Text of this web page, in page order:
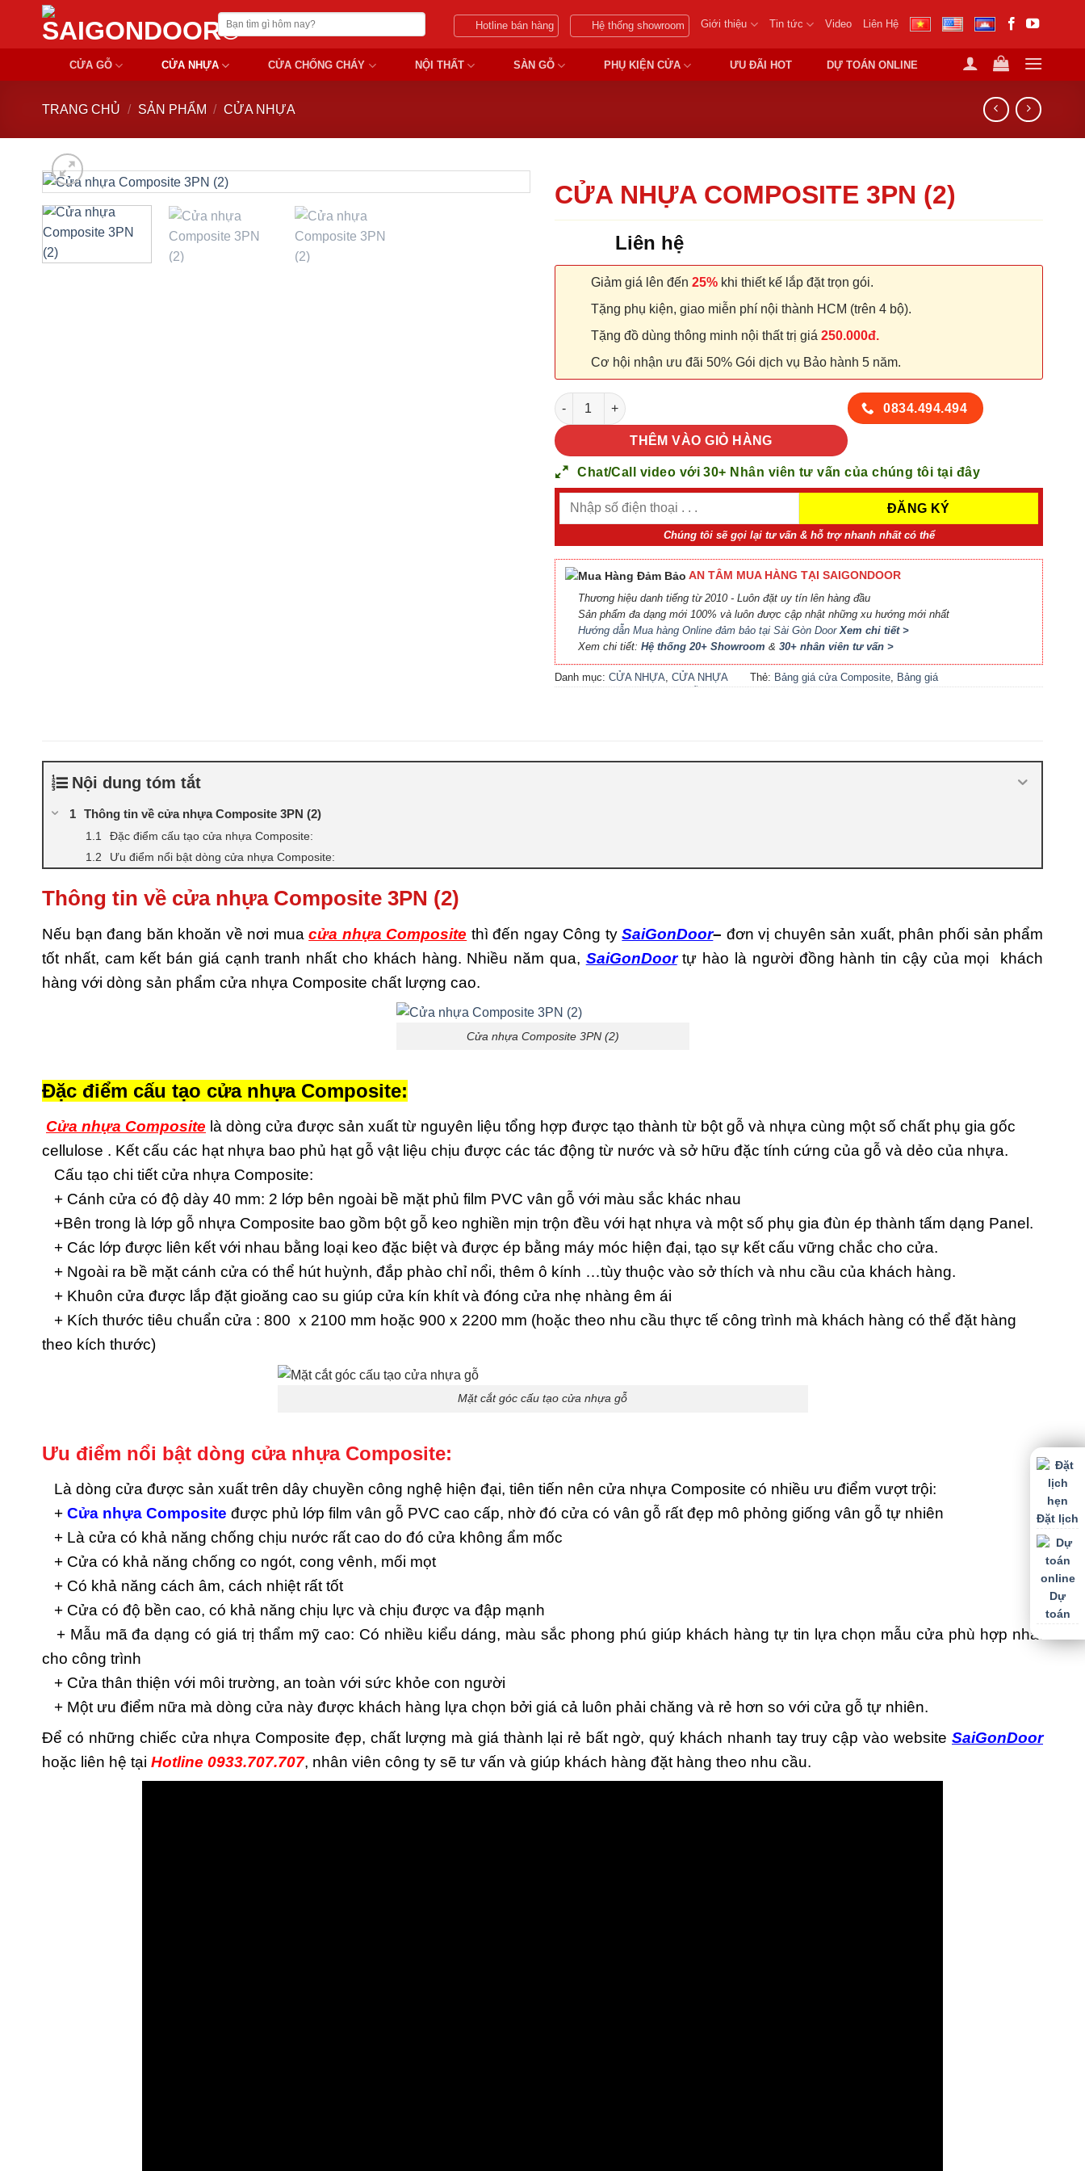
Chuyển
nội
Tìm
kiếm:
Hotline bán hàng Hệ thống showroom Giới thiệu Tin tức Video Liên Hệ
CỬA GỖ CỬA NHỰA CỬA CHỐNG CHÁY NỘI THẤT SÀN GỖ PHỤ KIỆN CỬA ƯU ĐÃI HOT DỰ TOÁN ONLINE
TRANG CHỦ / SẢN PHẨM / CỬA NHỰA
CỬA NHỰA COMPOSITE 3PN (2)
Liên hệ
Giảm giá lên đến 25% khi thiết kế lắp đặt trọn gói.
Tặng phụ kiện, giao miễn phí nội thành HCM (trên 4 bộ).
Tặng đồ dùng thông minh nội thất trị giá 250.000đ.
Cơ hội nhận ưu đãi 50% Gói dịch vụ Bảo hành 5 năm.
CỬA NHỰA COMPOSITE 3PN (2) số lượng
THÊM VÀO GIỎ HÀNG
0834.494.494
Chat/Call video với 30+ Nhân viên tư vấn của chúng tôi tại đây
Chúng tôi sẽ gọi lại tư vấn & hỗ trợ nhanh nhất có thể
AN TÂM MUA HÀNG TẠI SAIGONDOOR
Thương hiệu danh tiếng từ 2010 - Luôn đặt uy tín lên hàng đầu
Sản phẩm đa dạng mới 100% và luôn được cập nhật những xu hướng mới nhất
Hướng dẫn Mua hàng Online đảm bảo tại Sài Gòn DoorXem chi tiết >
Xem chi tiết: Hệ thống 20+ Showroom & 30+ nhân viên tư vấn >
Danh mục: CỬA NHỰA, CỬA NHỰA
Thẻ: Bảng giá cửa Composite, Bảng giá
composite có tốt không,Đánh giá cửa
Nội dung tóm tắt
Thông tin về cửa nhựa Composite 3PN (2)
Đặc điểm cấu tạo cửa nhựa Composite:
Ưu điểm nổi bật dòng cửa nhựa Composite:
Thông tin về cửa nhựa Composite 3PN (2)
Nếu bạn đang băn khoăn về nơi muacửa nhựa Composite thì đến ngay Công tySaiGonDoor– đơn vị chuyên sản xuất, phân phối sản phẩm
tốt nhất, cam kết bán giá cạnh tranh nhất cho khách hàng. Nhiều năm qua, SaiGonDoortự hào là người đồng hành tin cậy của mọi khách
hàng với dòng sản phẩm cửa nhựa Composite chất lượng cao.
Cửa nhựa Composite 3PN (2)
Đặc điểm cấu tạo cửa nhựa Composite:
Cửa nhựa Composite là dòng cửa được sản xuất từ nguyên liệu tổng hợp được tạo thành từ bột gỗ và nhựa cùng một số chất phụ gia gốc
cellulose . Kết cấu các hạt nhựa bao phủ hạt gỗ vật liệu chịu được các tác động từ nước và sở hữu đặc tính cứng của gỗ và dẻo của nhựa.
Cấu tạo chi tiết cửa nhựa Composite:
+ Cánh cửa có độ dày 40 mm: 2 lớp bên ngoài bề mặt phủ film PVC vân gỗ với màu sắc khác nhau
+Bên trong là lớp gỗ nhựa Composite bao gồm bột gỗ keo nghiền mịn trộn đều với hạt nhựa và một số phụ gia đùn ép thành tấm dạng Panel.
+ Các lớp được liên kết với nhau bằng loại keo đặc biệt và được ép bằng máy móc hiện đại, tạo sự kết cấu vững chắc cho cửa.
+ Ngoài ra bề mặt cánh cửa có thể hút huỳnh, đắp phào chỉ nổi, thêm ô kính …tùy thuộc vào sở thích và nhu cầu của khách hàng.
+ Khuôn cửa được lắp đặt gioăng cao su giúp cửa kín khít và đóng cửa nhẹ nhàng êm ái
+ Kích thước tiêu chuẩn cửa : 800 x 2100 mm hoặc 900 x 2200 mm (hoặc theo nhu cầu thực tế công trình mà khách hàng có thể đặt hàng
theo kích thước)
Mặt cắt góc cấu tạo cửa nhựa gỗ
Ưu điểm nổi bật dòng cửa nhựa Composite:
Là dòng cửa được sản xuất trên dây chuyền công nghệ hiện đại, tiên tiến nên cửa nhựa Composite có nhiều ưu điểm vượt trội:
+ Cửa nhựa Composite được phủ lớp film vân gỗ PVC cao cấp, nhờ đó cửa có vân gỗ rất đẹp mô phỏng giống vân gỗ tự nhiên
+ Là cửa có khả năng chống chịu nước rất cao do đó cửa không ẩm mốc
+ Cửa có khả năng chống co ngót, cong vênh, mối mọt
+ Có khả năng cách âm, cách nhiệt rất tốt
+ Cửa có độ bền cao, có khả năng chịu lực và chịu được va đập mạnh
+ Mẫu mã đa dạng có giá trị thẩm mỹ cao: Có nhiều kiểu dáng, màu sắc phong phú giúp khách hàng tự tin lựa chọn mẫu cửa phù hợp nhất
cho công trình
+ Cửa thân thiện với môi trường, an toàn với sức khỏe con người
+ Một ưu điểm nữa mà dòng cửa này được khách hàng lựa chọn bởi giá cả luôn phải chăng và rẻ hơn so với cửa gỗ tự nhiên.
Để có những chiếc cửa nhựa Composite đẹp, chất lượng mà giá thành lại rẻ bất ngờ, quý khách nhanh tay truy cập vào website SaiGonDoor
hoặc liên hệ tại Hotline 0933.707.707, nhân viên công ty sẽ tư vấn và giúp khách hàng đặt hàng theo nhu cầu.
Đặt lịch
Dự
toán